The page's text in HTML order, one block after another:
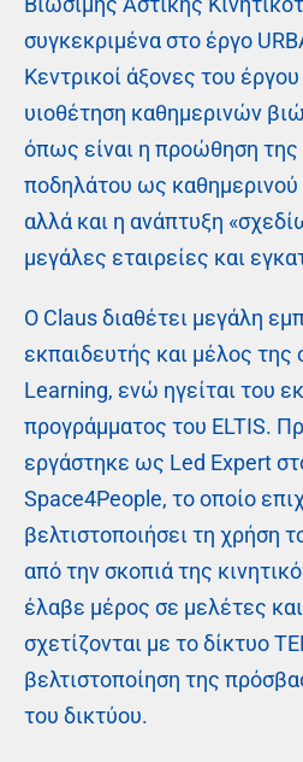
συγκεκριμένα στο έργο
Κεντρικοί άξονες του
υιοθέτηση καθημερινών
όπως είναι η προώθηση της
ποδηλάτου ως καθημερινού
αλλά και η ανάπτυξη
μεγάλες εταιρείες και
Ο Claus διαθέτει μεγάλη
εκπαιδευτής και μέλος
Learning, ενώ ηγείται του
προγράμματος του ELTIS.
εργάστηκε ως Led Expert
Space4People, το οποίο
βελτιστοποιήσει τη χρήση
από την σκοπιά της
έλαβε μέρος σε μελέτες
σχετίζονται με το δίκτυο
βελτιστοποίηση της
του δικτύου.